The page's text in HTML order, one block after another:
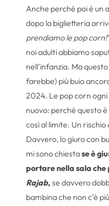
Anche perché poi è un
dopo la biglietteria
prendiamo le pop corn!
noi adulti abbiamo
nell’infanzia. Ma
farebbe) più buio
2024. Le pop corn
nuovo: perché questo
così al limite. Un
Davvero, lo giuro con
mi sono chiestase è
portare nella sala che
Rajab, se davvero
bambina che non c’è